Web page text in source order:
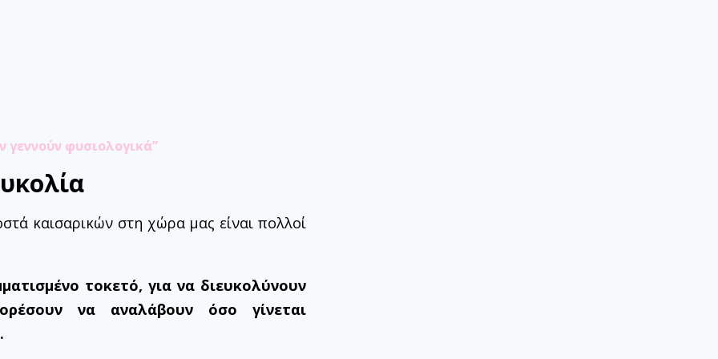
γεννούν φυσιολογικά”
καισαρικών στη χώρα μας είναι πολλοί
τοκετό, για να διευκολύνουν
να αναλάβουν όσο γίνεται